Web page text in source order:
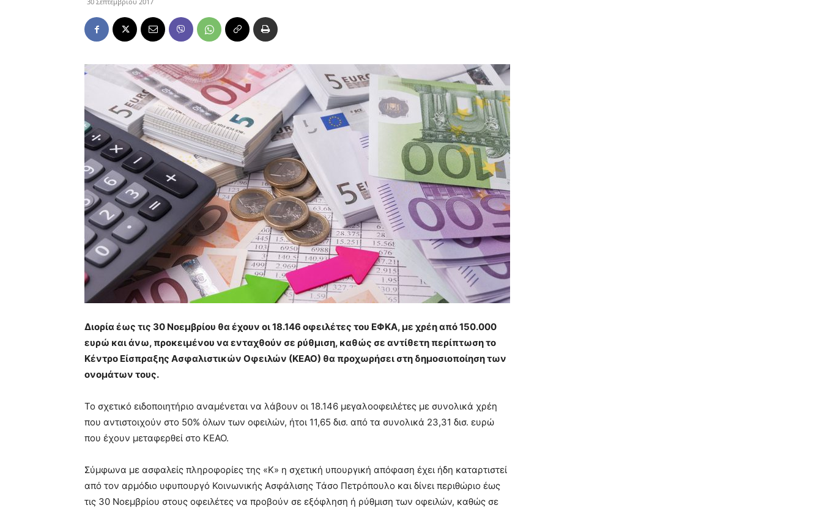
Διορία έως τις 30 Νοεμβρίου θα έχουν οι 18.146 οφειλέτες του ΕΦΚΑ, με χρέη από 150.000
ευρώ και άνω, προκειμένου να ενταχθούν σε ρύθμιση, καθώς σε αντίθετη περίπτωση το
Κέντρο Είσπραξης Ασφαλιστικών Οφειλών (ΚΕΑΟ) θα προχωρήσει στη δημοσιοποίηση των
ονομάτων τους.
Το σχετικό ειδοποιητήριο αναμένεται να λάβουν οι 18.146 μεγαλοοφειλέτες με συνολικά χρέη
που αντιστοιχούν στο 50% όλων των οφειλών, ήτοι 11,65 δισ. από τα συνολικά 23,31 δισ. ευρώ
που έχουν μεταφερθεί στο ΚΕΑΟ.
Σύμφωνα με ασφαλείς πληροφορίες της «Κ» η σχετική υπουργική απόφαση έχει ήδη καταρτιστεί
από τον αρμόδιο υφυπουργό Κοινωνικής Ασφάλισης Τάσο Πετρόπουλο και δίνει περιθώριο έως
τις 30 Νοεμβρίου στους οφειλέτες να προβούν σε εξόφληση ή ρύθμιση των οφειλών, καθώς σε